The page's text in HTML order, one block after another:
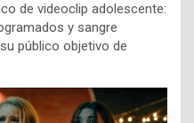
de videoclip adolescente:
y sangre
público objetivo de